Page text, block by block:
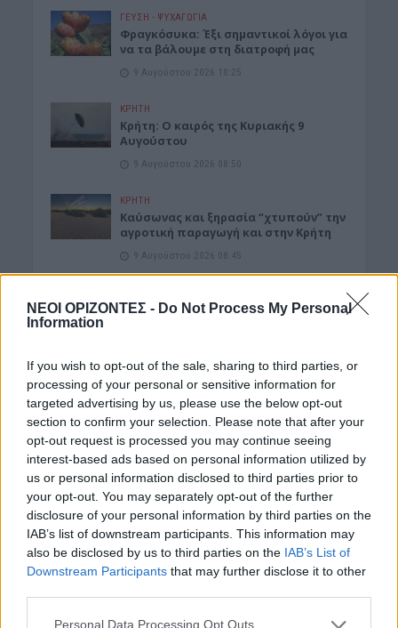
ΝΕΟΙ ΟΡΙΖΟΝΤΕΣ - Do Not Process My Personal
Information
If you wish to opt-out of the sale, sharing to third parties, or
processing of your personal or sensitive information for
targeted advertising by us, please use the below opt-out
section to confirm your selection. Please note that after your
opt-out request is processed you may continue seeing
interest-based ads based on personal information utilized by
us or personal information disclosed to third parties prior to
your opt-out. You may separately opt-out of the further
disclosure of your personal information by third parties on the
IAB’s list of downstream participants. This information may
also be disclosed by us to third parties on the IAB’s List of
Downstream Participants that may further disclose it to other
Personal Data Processing Opt Outs
ΓΕΎΣΗ - ΨΥΧΑΓΩΓΊΑ
Φραγκόσυκα: Έξι σημαντικοί λόγοι για
να τα βάλουμε στη διατροφή μας
9 Αυγούστου 2026 10:25
ΚΡΗΤΗ
Κρήτη: Ο καιρός της Κυριακής 9
Αυγούστου
9 Αυγούστου 2026 08:50
ΚΡΗΤΗ
Καύσωνας και ξηρασία “χτυπούν” την
αγροτική παραγωγή και στην Κρήτη
9 Αυγούστου 2026 08:45
Τραγωδία στον Κάβρο Χανίων – Νεκρή
ΕΝΔΙΑΦΕΡΟΝΤΑ
Τα ζώδια της Κυριακής 9 Αυγούστου
9 Αυγούστου 2026 08:22
ΜΑΤΙΕΣ ΣΤΟ ΠΑΡΕΛΘΟΝ • ΠΟΛΙΤΙΚΗ
Έλληνες πρωθυπουργοί που
«έφυγαν» πάμφτωχοι
8 Αυγούστου 2026 19:33
ΓΕΎΣΗ - ΨΥΧΑΓΩΓΊΑ
Στάκα, η Κρητική κρέμα γάλακτος –